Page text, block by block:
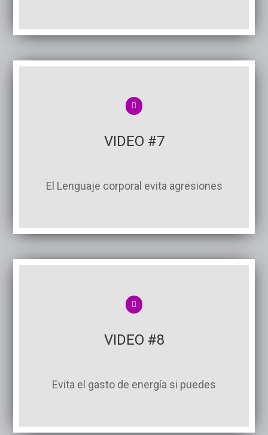
VIDEO #7
El Lenguaje corporal evita agresiones
VIDEO #8
Evita el gasto de energía si puedes